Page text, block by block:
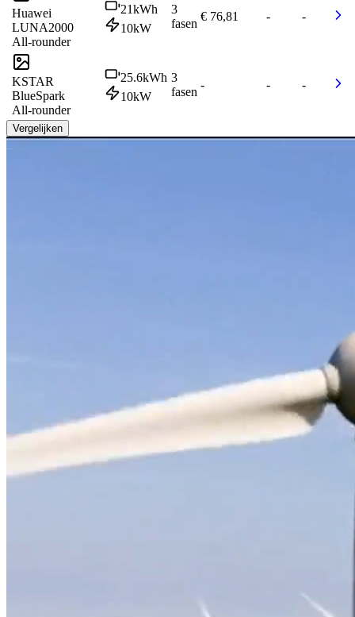
Huawei
LUNA2000
All-rounder
21kWh
10kW
3
fasen
€ 76,81 - -
KSTAR
BlueSpark
All-rounder
25.6kWh
10kW
3
fasen
- - -
Vergelijken